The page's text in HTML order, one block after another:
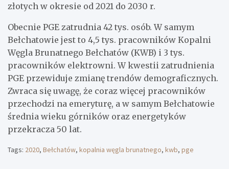
złotych w okresie od 2021 do 2030 r.
Obecnie PGE zatrudnia 42 tys. osób. W samym
Bełchatowie jest to 4,5 tys. pracowników Kopalni
Węgla Brunatnego Bełchatów (KWB) i 3 tys.
pracowników elektrowni. W kwestii zatrudnienia
PGE przewiduje zmianę trendów demograficznych.
Zwraca się uwagę, że coraz więcej pracowników
przechodzi na emeryturę, a w samym Bełchatowie
średnia wieku górników oraz energetyków
przekracza 50 lat.
Tags: 2020, Bełchatów, kopalnia węgla brunatnego, kwb, pge